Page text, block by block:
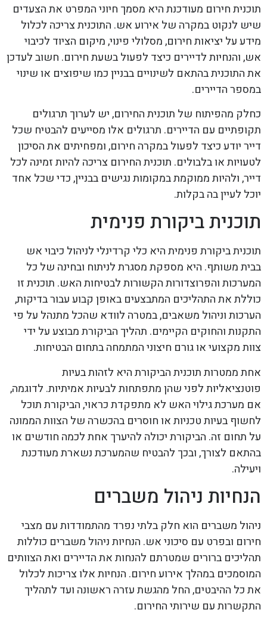
תוכנית חירום מעודכנת היא מסמך חיוני המפרט את הצעדים
שיש לנקוט במקרה של אירוע אש. התוכנית צריכה לכלול
מידע על יציאות חירום, מסלולי פינוי, מיקום הציוד לכיבוי
אש, והנחיות לדיירים כיצד לפעול בשעת חירום. חשוב לעדכן
את התוכנית בהתאם לשינויים בבניין כמו שיפוצים או שינוי
במספר הדיירים.
כחלק מהפיתוח של תוכנית החירום, יש לערוך תרגולים
תקופתיים עם הדיירים. תרגולים אלו מסייעים להבטיח שכל
דייר יודע כיצד לפעול במקרה חירום, ומפחיתים את הסיכון
לטעויות או בלבולים. תוכנית החירום צריכה להיות זמינה לכל
דייר, ולהיות ממוקמת במקומות נגישים בבניין, כדי שכל אחד
יוכל לעיין בה בקלות.
תוכנית ביקורת פנימית
תוכנית ביקורת פנימית היא כלי קרדינלי לניהול כיבוי אש
בבית משותף. היא מספקת מסגרת לניתוח ובחינה של כל
המערכות והפרוצדורות הקשורות לבטיחות האש. תוכנית זו
כוללת את התהליכים המתבצעים באופן קבוע עבור בדיקות,
הערכות וניהול משאבים, במטרה לוודא שהכל מתנהל על פי
התקנות והחוקים הקיימים. תהליך הביקורת מבוצע על ידי
צוות מקצועי או גורם חיצוני המתמחה בתחום הבטיחות.
אחת ממטרות תוכנית הביקורת היא לזהות בעיות
פוטנציאליות לפני שהן מתפתחות לבעיות אמיתיות. לדוגמה,
אם מערכת גילוי האש לא מתפקדת כראוי, הביקורת תוכל
לחשוף בעיות טכניות או חוסרים בהכשרה של הצוות הממונה
על תחום זה. הביקורת יכולה להיערך אחת לכמה חודשים או
בהתאם לצורך, ובכך להבטיח שהמערכת נשארת מעודכנת
ויעילה.
הנחיות ניהול משברים
ניהול משברים הוא חלק בלתי נפרד מהתמודדות עם מצבי
חירום ובפרט עם סיכוני אש. הנחיות ניהול משברים כוללות
תהליכים ברורים שמטרתם להנחות את הדיירים ואת הצוותים
המוסמכים במהלך אירוע חירום. הנחיות אלו צריכות לכלול
את כל ההיבטים, החל מהגשת עזרה ראשונה ועד לתהליך
התקשרות עם שירותי החירום.